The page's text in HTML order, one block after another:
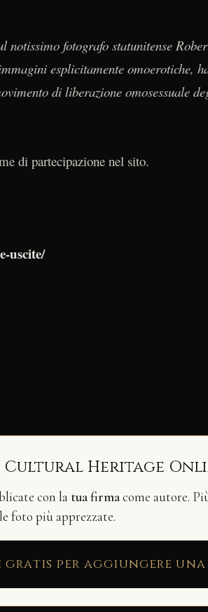
notissimo fotografo statunitense
esplicitamente omoerotiche,
di liberazione omosessuale
di partecipazione nel sito.
uscite/
Heritage
con la tua firmacome autore.
foto più apprezzate.
per aggiungere